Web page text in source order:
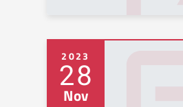
2023
28
Nov